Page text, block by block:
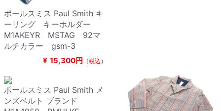
ポールスミス Paul Smith キ
ーリング キーホルダー
M1AKEYR MSTAG 92マ
ルチカラー gsm-3
¥ 15,300円 （税込）
ポールスミス Paul Smith メ
ンズベルト ブランド